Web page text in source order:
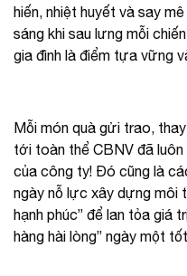
hiến, nhiệt huyết và say
sáng khi sau lưng mỗi
gia đình là điểm tựa vững
Mỗi món quà gửi trao,
tới toàn thể CBNV đã
của công ty! Đó cũng là
ngày nỗ lực xây dựng môi
hạnh phúc” để lan tỏa giá
hàng hài lòng” ngày một